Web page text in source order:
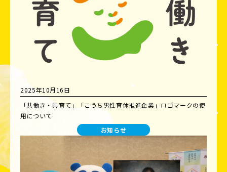
2025年10月16日
「共働き・共育て」「こうち男性育休推進企業」ロゴマークの使
用について
お知らせ